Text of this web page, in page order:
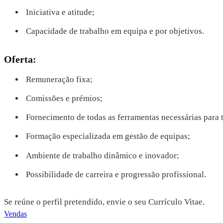
Iniciativa e atitude;
Capacidade de trabalho em equipa e por objetivos.
Oferta:
Remuneração fixa;
Comissões e prémios;
Fornecimento de todas as ferramentas necessárias para
Formação especializada em gestão de equipas;
Ambiente de trabalho dinâmico e inovador;
Possibilidade de carreira e progressão profissional.
Se reúne o perfil pretendido, envie o seu Currículo Vitae.
Vendas